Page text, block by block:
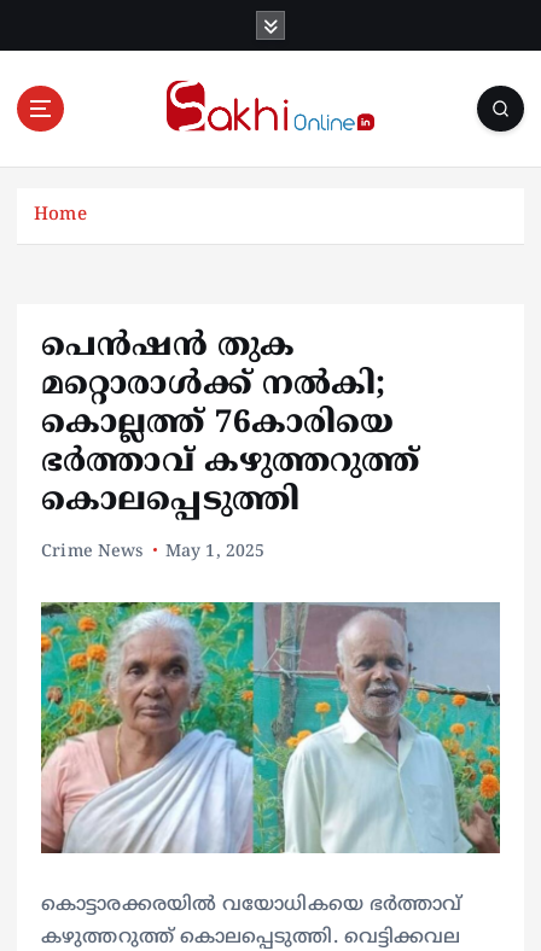
Online News Portal
Home
പെൻഷൻ തുക
മറ്റൊരാൾക്ക് നൽകി;
കൊല്ലത്ത് 76കാരിയെ
ഭർത്താവ് കഴുത്തറുത്ത്
കൊലപ്പെടുത്തി
Crime News May 1, 2025
കൊട്ടാരക്കരയിൽ വയോധികയെ ഭർത്താവ്
കഴുത്തറുത്ത് കൊലപ്പെടുത്തി. വെട്ടിക്കവല